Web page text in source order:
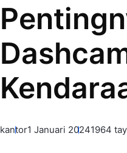
kantor1 Januari 20241964